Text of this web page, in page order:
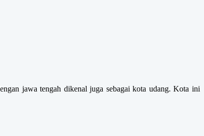
jawa tengah dikenal juga sebagai kota udang. Kota ini